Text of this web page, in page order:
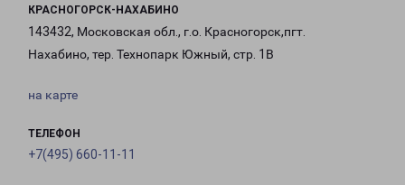
КРАСНОГОРСК-НАХАБИНО
143432, Московская обл., г.о. Красногорск,пгт.
Нахабино, тер. Технопарк Южный, стр. 1В
на карте
ТЕЛЕФОН
+7(495) 660-11-11